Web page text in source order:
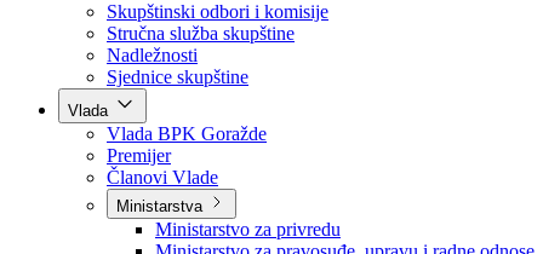
Poslanici po strankama
Poslanici po klubovima naroda
Kolegij skupštine
Skupštinski odbori i komisije
Stručna služba skupštine
Nadležnosti
Sjednice skupštine
Vlada
Vlada BPK Goražde
Premijer
Članovi Vlade